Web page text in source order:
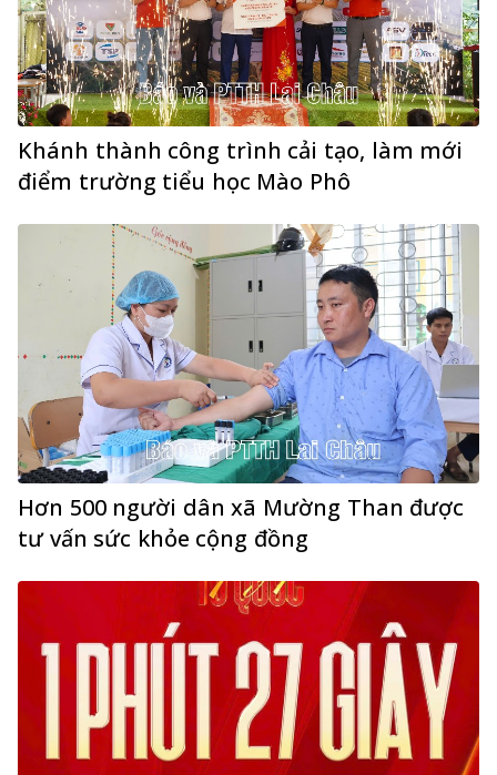
Khánh thành công trình cải tạo, làm mới
điểm trường tiểu học Mào Phô
Hơn 500 người dân xã Mường Than được
tư vấn sức khỏe cộng đồng